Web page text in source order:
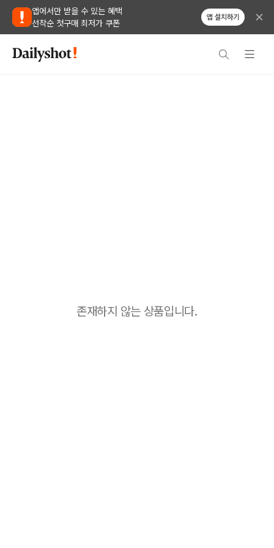
앱에서만 받을 수 있는 혜택
선착순 첫구매 최저가 쿠폰
앱 설치하기
존재하지 않는 상품입니다.